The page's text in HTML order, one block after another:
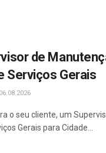
de
Serviços Gerais
o seu cliente, um
Gerais para Cidade...